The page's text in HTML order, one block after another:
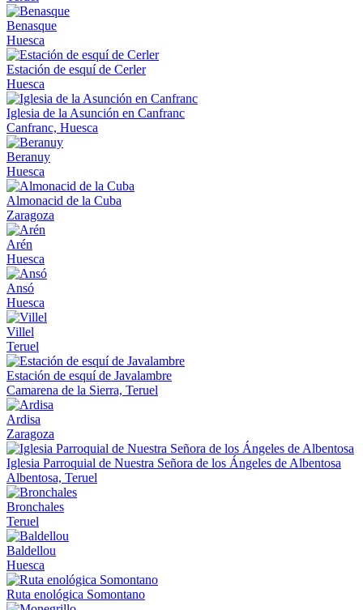
Benasque
Huesca
Estación de esquí de Cerler
Huesca
Iglesia de la Asunción en Canfranc
Canfranc, Huesca
Beranuy
Huesca
Almonacid de la Cuba
Zaragoza
Arén
Huesca
Ansó
Huesca
Villel
Teruel
Estación de esquí de Javalambre
Camarena de la Sierra, Teruel
Ardisa
Zaragoza
Iglesia Parroquial de Nuestra Señora de los Ángeles de Albentosa
Albentosa, Teruel
Bronchales
Teruel
Baldellou
Huesca
Ruta enológica Somontano